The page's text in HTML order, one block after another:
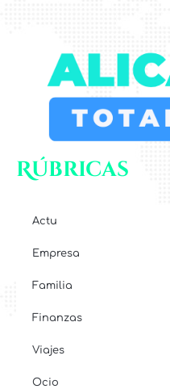
Rúbricas
Actu
Empresa
Familia
Finanzas
Viajes
Ocio